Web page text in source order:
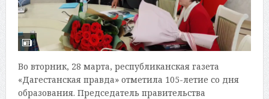
Во вторник, 28 марта, республиканская газета
«Дагестанская правда» отметила 105-летие со дня
образования. Председатель правительства